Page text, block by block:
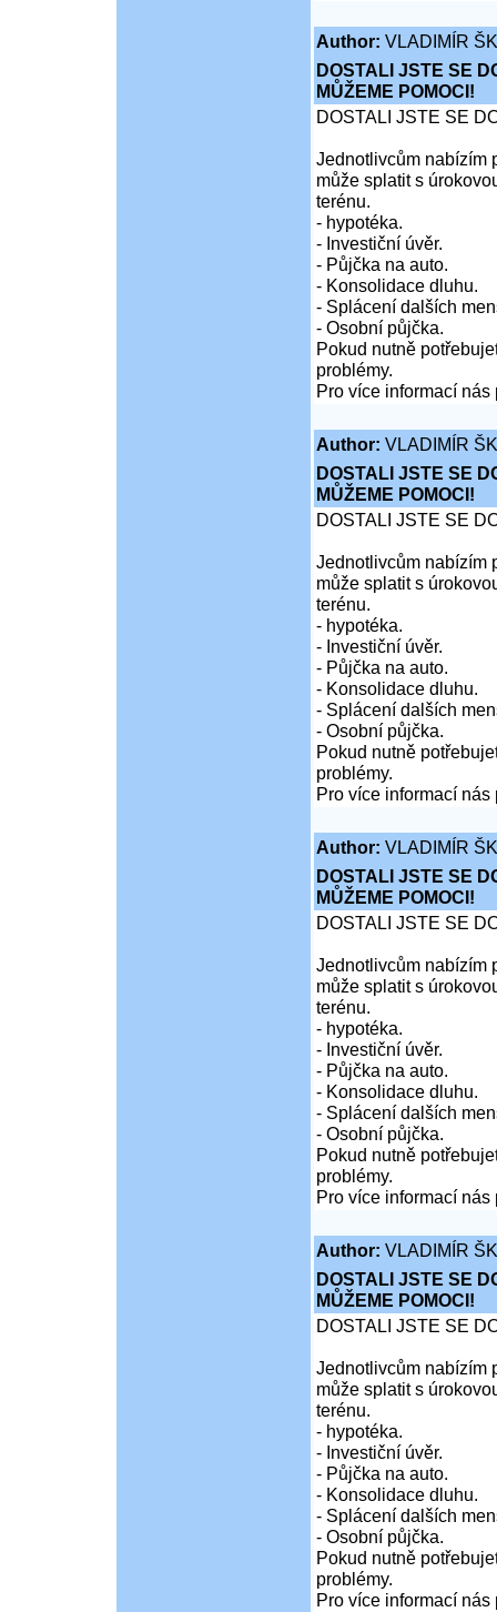
Author: VLADIMÍR
DOSTALI JSTE SE
MŮŽEME POMOCI!
DOSTALI JSTE SE
Jednotlivcům nabízím
může splatit s
terénu.
- hypotéka.
- Investiční úvěr.
- Půjčka na auto.
- Konsolidace dluhu.
- Splácení dalších
- Osobní půjčka.
Pokud nutně
problémy.
Pro více informací nás
Author: VLADIMÍR
DOSTALI JSTE SE
MŮŽEME POMOCI!
DOSTALI JSTE SE
Jednotlivcům nabízím
může splatit s
terénu.
- hypotéka.
- Investiční úvěr.
- Půjčka na auto.
- Konsolidace dluhu.
- Splácení dalších
- Osobní půjčka.
Pokud nutně
problémy.
Pro více informací nás
Author: VLADIMÍR
DOSTALI JSTE SE
MŮŽEME POMOCI!
DOSTALI JSTE SE
Jednotlivcům nabízím
může splatit s
terénu.
- hypotéka.
- Investiční úvěr.
- Půjčka na auto.
- Konsolidace dluhu.
- Splácení dalších
- Osobní půjčka.
Pokud nutně
problémy.
Pro více informací nás
Author: VLADIMÍR
DOSTALI JSTE SE
MŮŽEME POMOCI!
DOSTALI JSTE SE
Jednotlivcům nabízím
může splatit s
terénu.
- hypotéka.
- Investiční úvěr.
- Půjčka na auto.
- Konsolidace dluhu.
- Splácení dalších
- Osobní půjčka.
Pokud nutně
problémy.
Pro více informací nás